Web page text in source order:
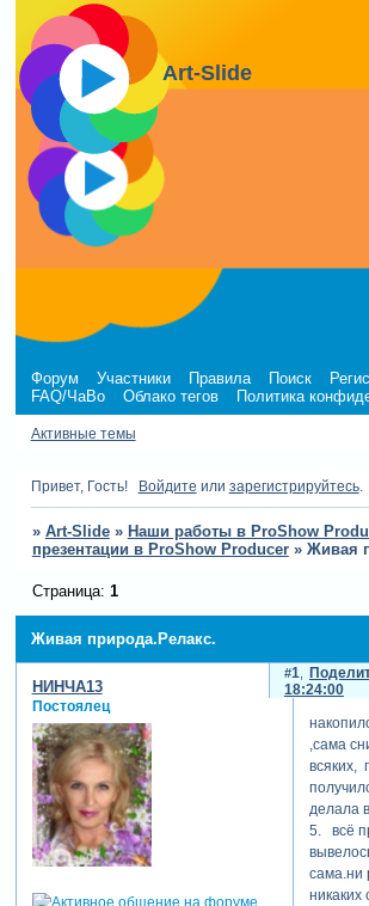
Art-Slide
Форум Участники Правила Поиск
FAQ/ЧаВо
Облако тегов Политика
Активные темы
Привет, Гость! Войдите или зарегистрируйтесь.
» Art-Slide » Наши работы в ProShow
презентации в ProShow Producer » Живая
Живая природа.Релакс.
Страница: 1
1
18:24:00
НИНЧА13
Постоялец
,сама
всяких,
делала
5. всё
сама.ни
никаких